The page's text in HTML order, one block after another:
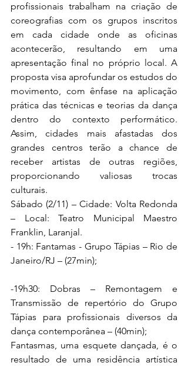
profissionais trabalham na criação de
coreografias com os grupos inscritos
em cada cidade onde as oficinas
acontecerão, resultando em uma
apresentação final no próprio local. A
proposta visa aprofundar os estudos do
movimento, com ênfase na aplicação
prática das técnicas e teorias da dança
dentro do contexto performático.
Assim, cidades mais afastadas dos
grandes centros terão a chance de
receber artistas de outras regiões,
proporcionando valiosas trocas
culturais.
Sábado (2/11) – Cidade: Volta Redonda
– Local: Teatro Municipal Maestro
Franklin, Laranjal.
- 19h: Fantamas - Grupo Tápias – Rio de
Janeiro/RJ – (27min);
-19h30: Dobras – Remontagem e
Transmissão de repertório do Grupo
Tápias para profissionais diversos da
dança contemporânea – (40min);
Fantasmas, uma esquete dançada, é o
resultado de uma residência artística